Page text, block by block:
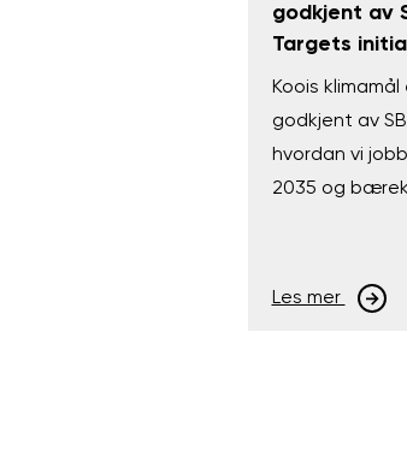
godkjent av
Targets
Koois
godkjent av
hvordan vi
2035 og
Les mer